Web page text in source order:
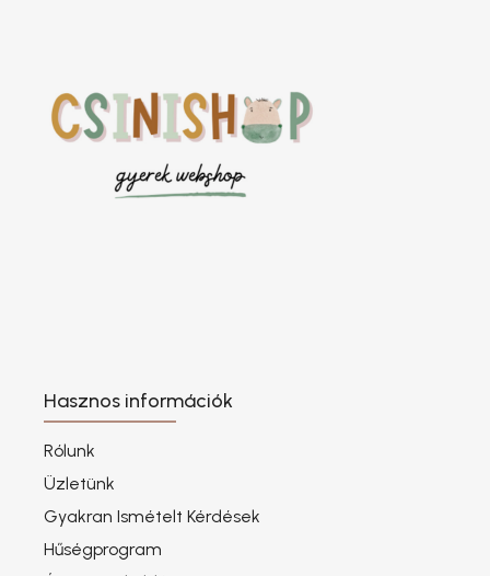
Hasznos információk
Rólunk
Üzletünk
Gyakran Ismételt Kérdések
Hűségprogram